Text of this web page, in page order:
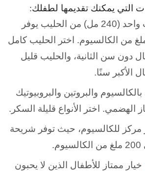
التي يمكنك تقديمها لطفلك:
كوب واحد (240 مل) من الحليب يوفر
اختر الحليب كامل
دون سن الثانية، والحليب قليل
الأكبر سنًا.
والبروتين والبروبيوتيك
الهضمي. اختر الأنواع قليلة السكر.
للكالسيوم، حيث توفر شريحة
خيار ممتاز للأطفال الذين لا يحبون